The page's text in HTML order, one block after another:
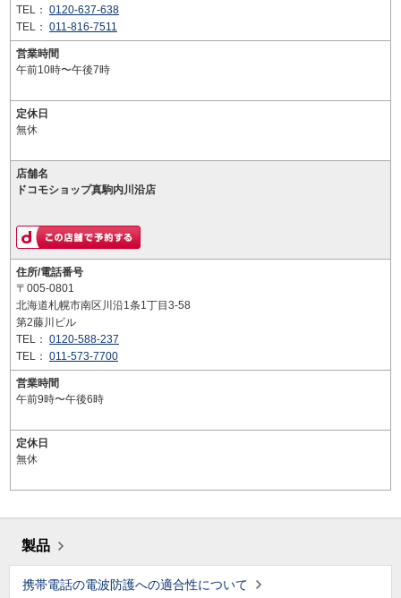
TEL： 0120-637-638
TEL： 011-816-7511
営業時間
午前10時〜午後7時
定休日
無休
店舗名
ドコモショップ真駒内川沿店
住所/電話番号
〒005-0801
北海道札幌市南区川沿1条1丁目3-58
第2藤川ビル
TEL： 0120-588-237
TEL： 011-573-7700
営業時間
午前9時〜午後6時
定休日
無休
製品
携帯電話の電波防護への適合性について